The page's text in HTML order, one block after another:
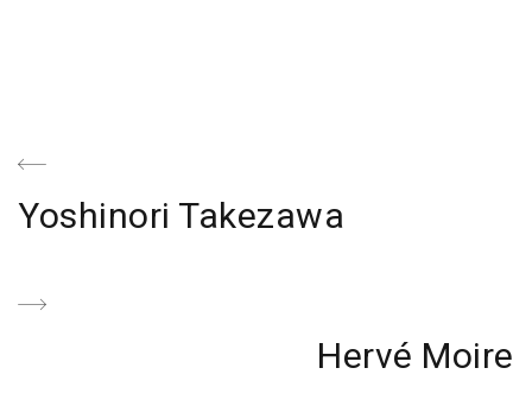
Navegación
de
entradas
Previous
Yoshinori Takezawa
Next
Hervé Moire